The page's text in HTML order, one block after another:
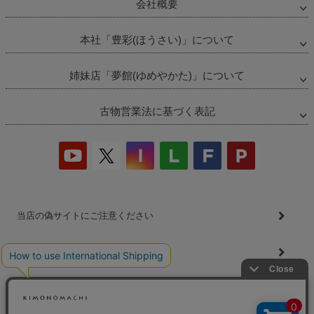
へ
会社概要
本社「豊彩(ほうさい)」について
姉妹店「夢館(ゆめやかた)」について
古物営業法に基づく表記
当店の偽サイトにご注意ください
商品の無断販売・転売の禁止について